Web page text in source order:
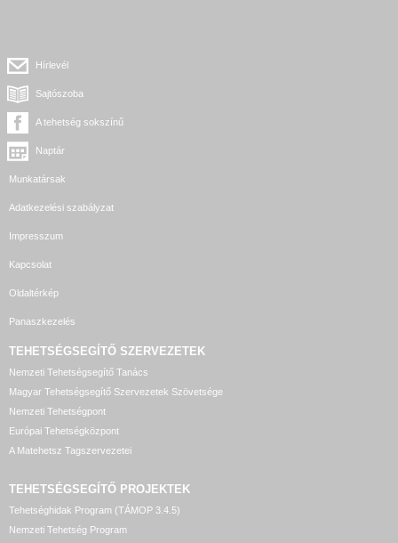
Hírlevél
Sajtószoba
A tehetség sokszínű
Naptár
Munkatársak
Adatkezelési szabályzat
Impresszum
Kapcsolat
Oldaltérkép
Panaszkezelés
TEHETSÉGSEGÍTŐ SZERVEZETEK
Nemzeti Tehetségsegítő Tanács
Magyar Tehetségsegítő Szervezetek Szövetsége
Nemzeti Tehetségpont
Európai Tehetségközpont
A Matehetsz Tagszervezetei
TEHETSÉGSEGÍTŐ PROJEKTEK
Tehetséghidak Program (TÁMOP 3.4.5)
Nemzeti Tehetség Program